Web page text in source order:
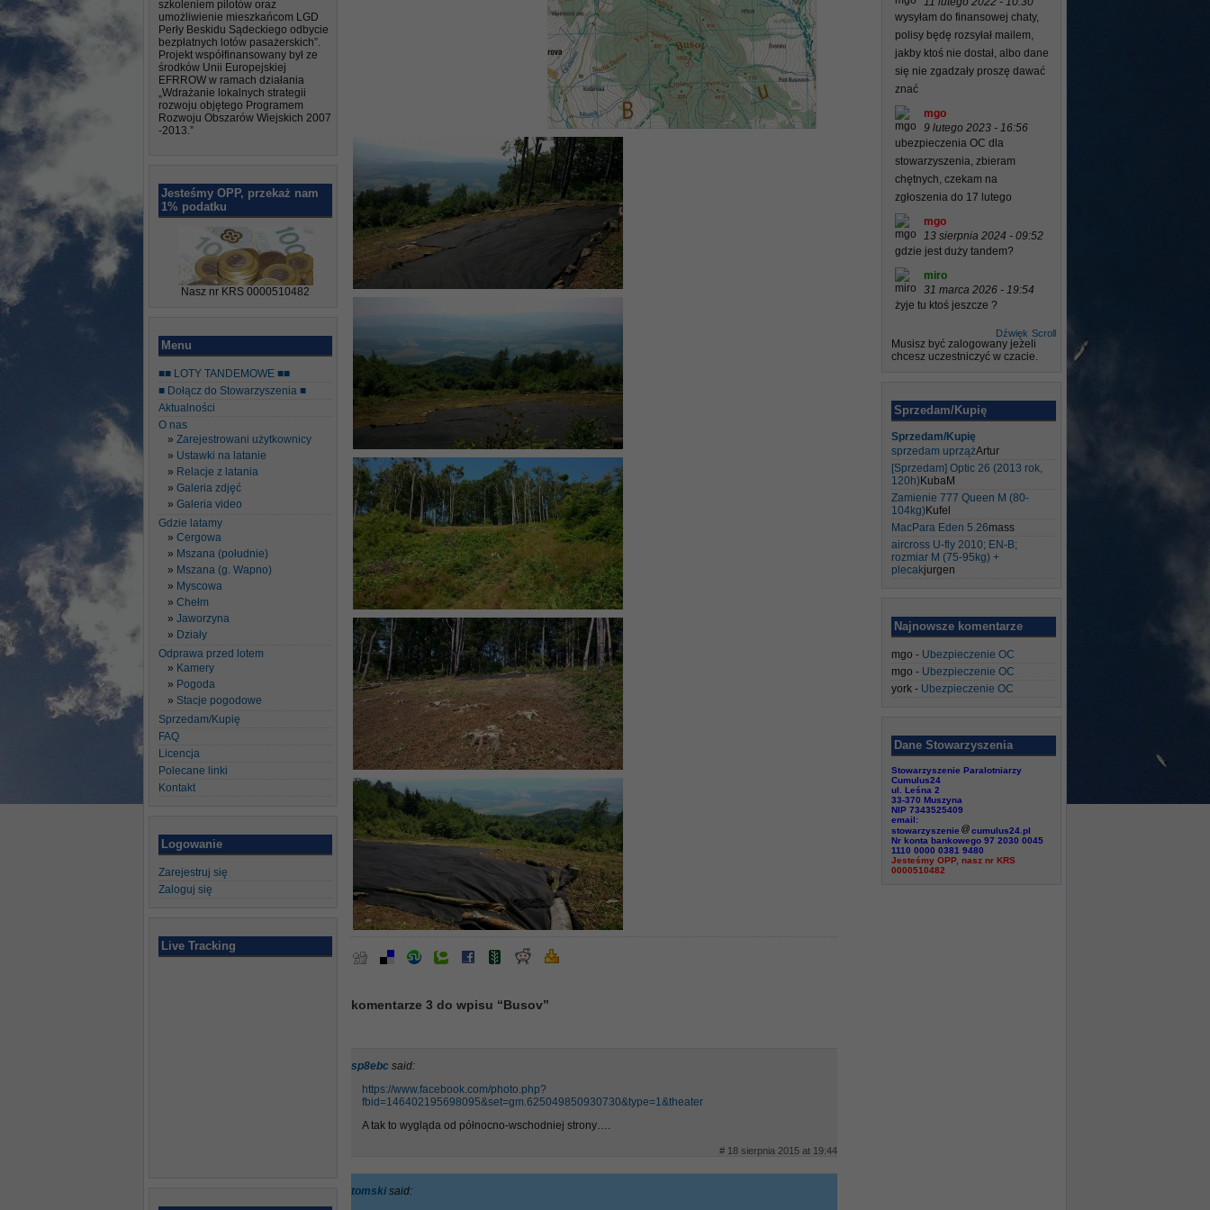
szkoleniem pilotów oraz
umożliwienie mieszkańcom LGD
Perły Beskidu Sądeckiego odbycie
bezpłatnych lotów pasażerskich”.
Projekt współfinansowany był ze
środków Unii Europejskiej
EFRROW w ramach działania
„Wdrażanie lokalnych strategii
rozwoju objętego Programem
Rozwoju Obszarów Wiejskich 2007
-2013.”
Jesteśmy OPP, przekaż nam
1% podatku
Nasz nr KRS 0000510482
Menu
■■ LOTY TANDEMOWE ■■
■ Dołącz do Stowarzyszenia ■
Aktualności
O nas
Zarejestrowani użytkownicy
Ustawki na latanie
Relacje z latania
Galeria zdjęć
Galeria video
Gdzie latamy
Cergowa
Mszana (południe)
Mszana (g. Wapno)
Myscowa
Chełm
Jaworzyna
Działy
Odprawa przed lotem
Kamery
Pogoda
Stacje pogodowe
Sprzedam/Kupię
FAQ
Licencja
Polecane linki
Kontakt
Logowanie
Zarejestruj się
Zaloguj się
Live Tracking
komentarze 3 do wpisu “Busov”
sp8ebc said:
https://www.facebook.com/photo.php?
fbid=146402195698095&set=gm.625049850930730&type=1&theater
A tak to wygląda od północno-wschodniej strony….
# 18 sierpnia 2015 at 19:44
tomski said:
wysyłam do finansowej chaty,
polisy będę rozsyłał mailem,
jakby ktoś nie dostał, albo dane
się nie zgadzały proszę dawać
znać
mgo
9 lutego 2023 - 16:56
ubezpieczenia OC dla
stowarzyszenia, zbieram
chętnych, czekam na
zgłoszenia do 17 lutego
mgo
13 sierpnia 2024 - 09:52
gdzie jest duży tandem?
miro
31 marca 2026 - 19:54
żyje tu ktoś jeszcze ?
Scroll
Dźwięk
Musisz być zalogowany jeżeli
chcesz uczestniczyć w czacie.
Sprzedam/Kupię
Sprzedam/Kupię
sprzedam uprzążArtur
[Sprzedam] Optic 26 (2013 rok,
120h) KubaM
Zamienie 777 Queen M (80-
104kg) Kufel
MacPara Eden 5.26mass
aircross U-fly 2010; EN-B;
rozmiar M (75-95kg) +
plecakjurgen
Najnowsze komentarze
mgo - Ubezpieczenie OC
mgo - Ubezpieczenie OC
york - Ubezpieczenie OC
Dane Stowarzyszenia
Stowarzyszenie Paralotniarzy
Cumulus24
ul. Leśna 2
33-370 Muszyna
NIP 7343525409
email:
stowarzyszenie
cumulus24.pl
Nr konta bankowego 97 2030 0045
1110 0000 0381 9480
Jesteśmy OPP, nasz nr KRS
0000510482